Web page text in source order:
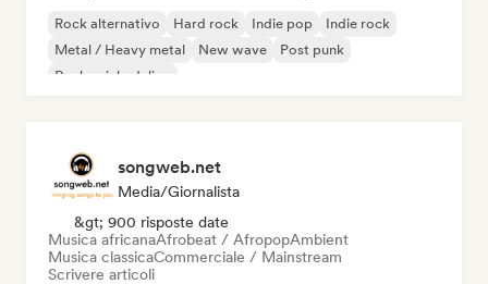
Rock alternativo Hard rock Indie pop
Indie rock
Metal / Heavy metal
New wave
Post punk
Rock psichedelico
songweb.net
Media/Giornalista
&gt; 900 risposte date
Musica africanaAfrobeat / AfropopAmbient
Musica classicaCommerciale / Mainstream
Scrivere articoli